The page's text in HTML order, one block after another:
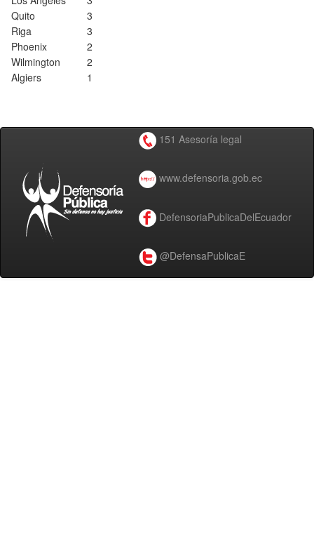
Quito
3
Riga
3
Phoenix
2
Wilmington
2
Algiers
1
151 Asesoría legal
www.defensoria.gob.ec
DefensoriaPublicaDelEcuador
@DefensaPublicaE